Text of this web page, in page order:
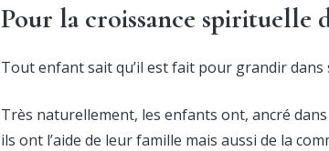
Pour la croissance spirituelle
Tout enfant sait qu’il est fait pour grandir dans
Très naturellement, les enfants ont, ancré
ils ont l’aide de leur famille mais aussi de la